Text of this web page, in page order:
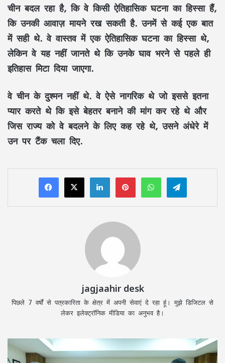
चीन बदल रहा है, कि वे किसी ऐतिहासिक घटना का हिस्सा हैं,
कि उनकी आवाज़ मायने रख सकती है. उनमें से कई एक बात
में सही थे. वे वास्तव में एक ऐतिहासिक घटना का हिस्सा थे,
लेकिन वे यह नहीं जानते थे कि उनके घाव भरने से पहले ही
इतिहास मिटा दिया जाएगा.
वे चीन के दुश्मन नहीं थे. वे ऐसे नागरिक थे जो इससे इतना
प्यार करते थे कि इसे बेहतर बनाने की मांग कर रहे थे और
जिस राज्य को वे बदलने के लिए कह रहे थे, उसने अंधेरे में
उन पर टैंक चला दिए.
LinkedInPinterestWhatsAppTelegram
jagjaahir desk
पिछले 7 वर्षों से पत्रकारिता के क्षेत्र में अपनी सेवाएं दे रहा हूं। मुझे डिजिटल से
लेकर इलेक्ट्रॉनिक मीडिया का अनुभव है।